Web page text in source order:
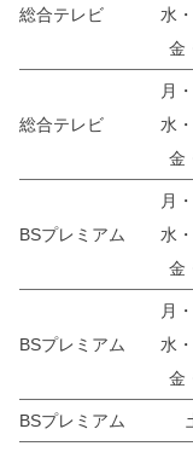
総合テレビ
水
金
総合テレビ
月
水
金
BSプレミアム
月
水
金
BSプレミアム
月
水
金
BSプレミアム